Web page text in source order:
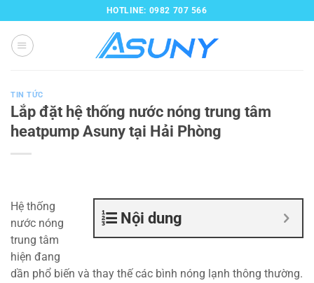
qua
nội
dung
HOTLINE: 0982 707 566
TIN TỨC
Lắp đặt hệ thống nước nóng trung tâm
heatpump Asuny tại Hải Phòng
Nội dung
Hệ thống
nước nóng
trung tâm
hiện đang
dần phổ biến và thay thế các bình nóng lạnh thông thường.